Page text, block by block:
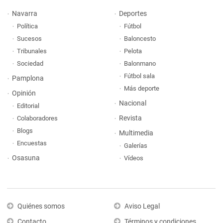
Navarra
Política
Sucesos
Tribunales
Sociedad
Pamplona
Opinión
Editorial
Colaboradores
Blogs
Encuestas
Osasuna
Deportes
Fútbol
Baloncesto
Pelota
Balonmano
Fútbol sala
Más deporte
Nacional
Revista
Multimedia
Galerías
Vídeos
Quiénes somos
Aviso Legal